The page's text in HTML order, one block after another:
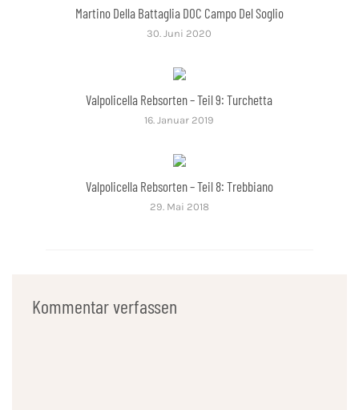
Martino Della Battaglia DOC Campo Del Soglio
30. Juni 2020
Valpolicella Rebsorten – Teil 9: Turchetta
16. Januar 2019
Valpolicella Rebsorten – Teil 8: Trebbiano
29. Mai 2018
Kommentar verfassen